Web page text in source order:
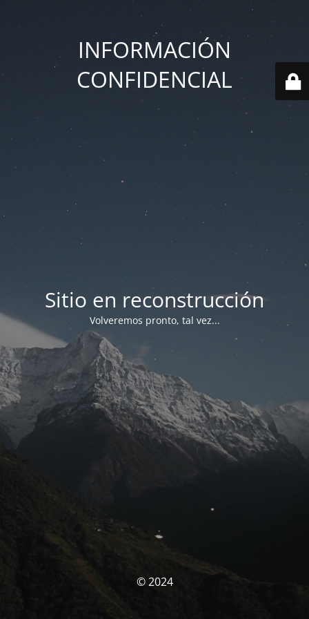
INFORMACIÓN
CONFIDENCIAL
Sitio en reconstrucción
Volveremos pronto, tal vez...
© 2024